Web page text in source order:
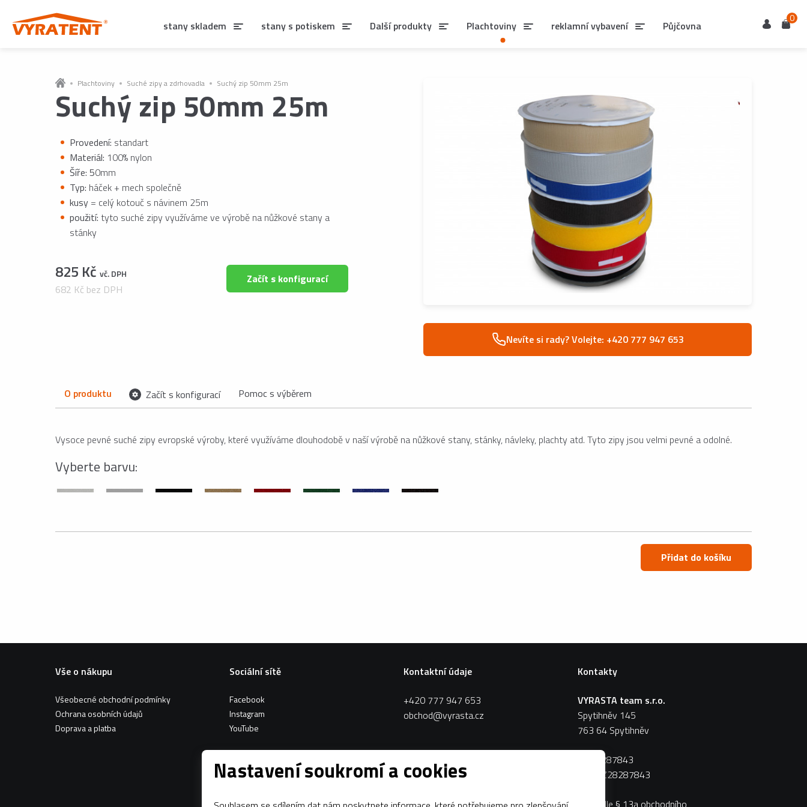
Plachtoviny Suché zipy a zdrhovadla Suchý zip 50mm 25m
Suchý zip 50mm 25m
Provedení: standart
Materiál: 100% nylon
Šíře: 50mm
Typ: háček + mech společně
kusy = celý kotouč s návinem 25m
použití: tyto suché zipy využíváme ve výrobě na nůžkové stany a
stánky
825 Kč vč. DPH
682 Kč bez DPH
Začít s konfigurací
Nevíte si rady? Volejte: +420 777 947 653
O produktu Začít s konfigurací Pomoc s výběrem
Vysoce pevné suché zipy evropské výroby, které využíváme dlouhodobě v naší výrobě na nůžkové stany, stánky, návleky, plachty atd. Tyto zipy jsou velmi pevné a odolné.
Vyberte barvu:
Přidat do košíku
Vše o nákupu
Všeobecné obchodní podmínky
Ochrana osobních údajů
Doprava a platba
Sociální sítě
Facebook
Instagram
YouTube
Kontaktní údaje
+420 777 947 653
obchod@vyrasta.cz
Kontakty
VYRASTA team s.r.o.
Spytihněv 145
763 64 Spytihněv
28287843
CZ28287843
Zápis dle § 13a obchodního
stany skladem stany s potiskem Další produkty Plachtoviny reklamní vybavení Půjčovna UživatelKošík
0
Nastavení soukromí a cookies